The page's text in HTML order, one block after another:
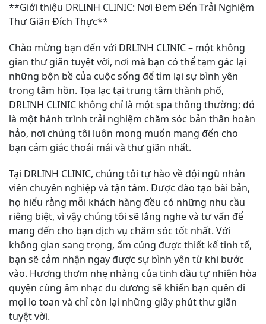
**Giới thiệu DRLINH CLINIC: Nơi Đem Đến Trải Nghiệm
Thư Giãn Đích Thực**
Chào mừng bạn đến với DRLINH CLINIC – một không
gian thư giãn tuyệt vời, nơi mà bạn có thể tạm gác lại
những bộn bề của cuộc sống để tìm lại sự bình yên
trong tâm hồn. Tọa lạc tại trung tâm thành phố,
DRLINH CLINIC không chỉ là một spa thông thường; đó
là một hành trình trải nghiệm chăm sóc bản thân hoàn
hảo, nơi chúng tôi luôn mong muốn mang đến cho
bạn cảm giác thoải mái và thư giãn nhất.
Tại DRLINH CLINIC, chúng tôi tự hào về đội ngũ nhân
viên chuyên nghiệp và tận tâm. Được đào tạo bài bản,
họ hiểu rằng mỗi khách hàng đều có những nhu cầu
riêng biệt, vì vậy chúng tôi sẽ lắng nghe và tư vấn để
mang đến cho bạn dịch vụ chăm sóc tốt nhất. Với
không gian sang trọng, ấm cúng được thiết kế tinh tế,
bạn sẽ cảm nhận ngay được sự bình yên từ khi bước
vào. Hương thơm nhẹ nhàng của tinh dầu tự nhiên hòa
quyện cùng âm nhạc du dương sẽ khiến bạn quên đi
mọi lo toan và chỉ còn lại những giây phút thư giãn
tuyệt vời.